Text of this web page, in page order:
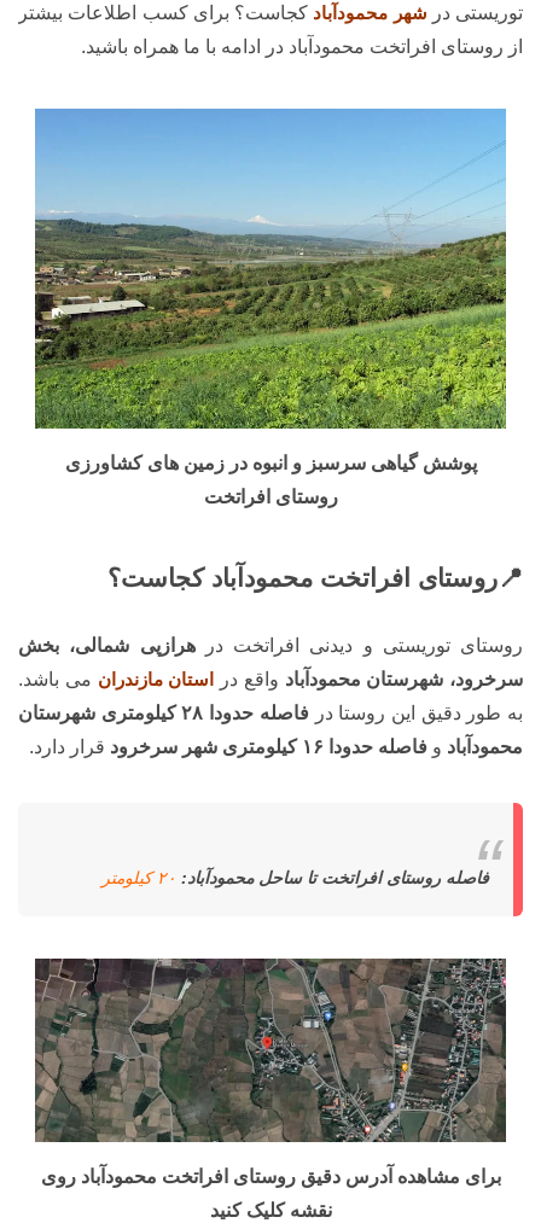
توریستی در شهر محمودآباد کجاست؟ برای کسب اطلاعات بیشتر
از روستای افراتخت محمودآباد در ادامه با ما همراه باشید.
پوشش گیاهی سرسبز و انبوه در زمین های کشاورزی
روستای افراتخت
📍روستای افراتخت محمودآباد کجاست؟
روستای توریستی و دیدنی افراتخت درهرازپی شمالی، بخش
سرخرود، شهرستان محمودآباد واقع در استان مازندران می باشد.
به طور دقیق این روستا در
فاصله حدودا ۲۸ کیلومتری شهرستان
محمودآباد و فاصله حدودا ۱۶ کیلومتری شهر سرخرود قرار دارد.
فاصله روستای افراتخت تا ساحل محمودآباد: ۲۰ کیلومتر
برای مشاهده آدرس دقیق روستای افراتخت محمودآباد روی
نقشه کلیک کنید